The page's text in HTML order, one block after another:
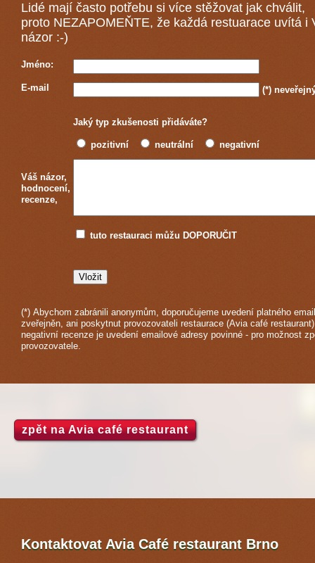
Lidé mají často potřebu si více stěžovat jak chválit,
proto NEZAPOMEŇTE, že každá restuarace uvítá i
názor :-)
Jméno:
E-mail (*)
Jaký typ zkušenosti přidáváte?
pozitivní neutrální negativní
Váš názor,
hodnocení,
recenze,
tuto restauraci můžu DOPORUČIT
(*) Abychom zabránili anonymům, doporučujeme uvedení platného
zveřejněn, ani poskytnut provozovateli restaurace (Avia café
negativní recenze je uvedení emailové adresy povinné - pro možnost
provozovatele.
zpět na Avia café restaurant
Kontaktovat Avia Café restaurant Brno